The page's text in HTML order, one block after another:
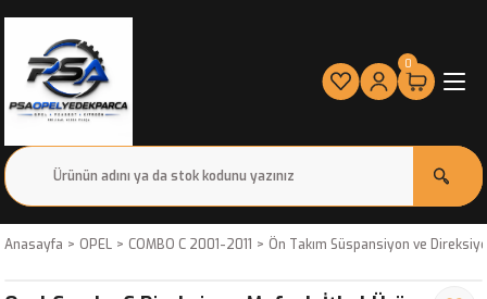
0
Anasayfa OPEL COMBO C 2001-2011 Ön Takım Süspansiyon ve